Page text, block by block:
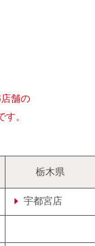
舗の
。
栃木県
宇都宮店